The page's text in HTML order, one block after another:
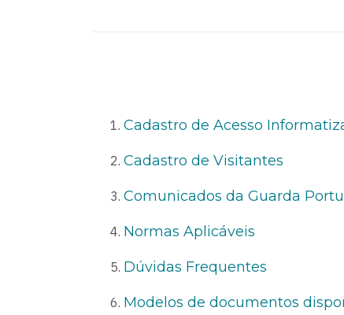
Cadastro de Acesso
Cadastro de Visitantes
Comunicados da Guarda
Normas Aplicáveis
Dúvidas Frequentes
Modelos de documentos